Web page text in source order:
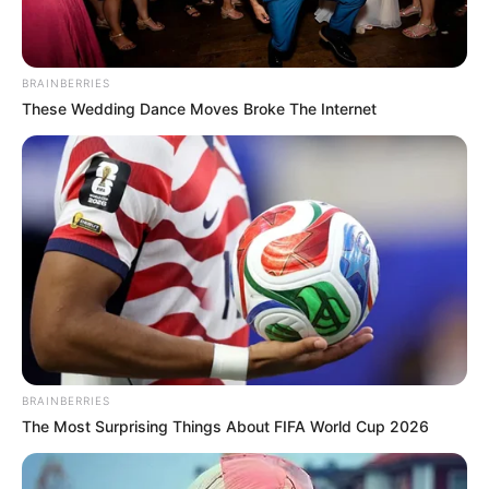
NOVO - Partido Novo
Integrantes: 4
Representante: Adriana Ventura (SP). E-mail:
dep.adrianaventura@camara.leg.br/ Telefone: (61) 3215-5802.
BRAINBERRIES
These Wedding Dance Moves Broke The Internet
BRAINBERRIES
The Most Surprising Things About FIFA World Cup 2026